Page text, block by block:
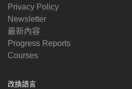
Privacy Policy
Newsletter
最新內容
Progress Reports
Courses
改換語言